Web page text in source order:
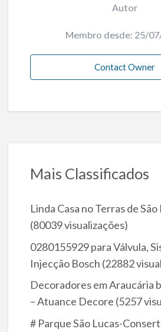
Autor
Membro desde: 25/
Contact Owner
Mais Classificados
Linda Casa no Terras de
(80039 visualizações)
0280155929 para Válvula,
Injecção Bosch (22882
Decoradores em Araucária
– Atuance Decore (5257
# Parque São Lucas-